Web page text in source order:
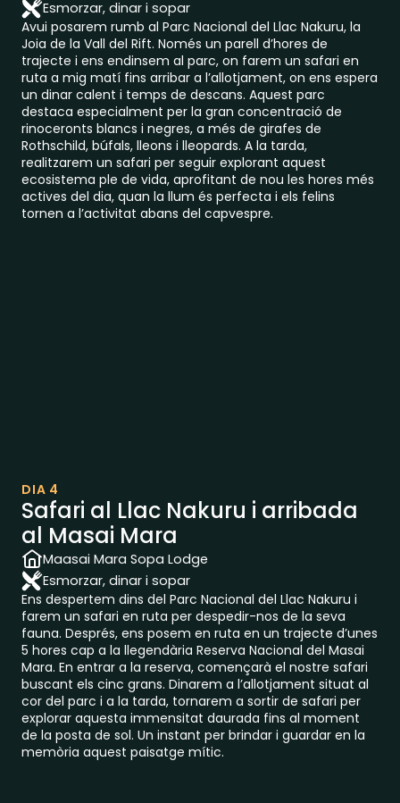
Esmorzar, dinar i sopar
Avui posarem rumb al Parc Nacional del Llac Nakuru, la
Joia de la Vall del Rift. Només un parell d’hores de
trajecte i ens endinsem al parc, on farem un safari en
ruta a mig matí fins arribar a l’allotjament, on ens espera
un dinar calent i temps de descans. Aquest parc
destaca especialment per la gran concentració de
rinoceronts blancs i negres, a més de girafes de
Rothschild, búfals, lleons i lleopards. A la tarda,
realitzarem un safari per seguir explorant aquest
ecosistema ple de vida, aprofitant de nou les hores més
actives del dia, quan la llum és perfecta i els felins
tornen a l’activitat abans del capvespre.
DIA 4
Safari al Llac Nakuru i arribada
al Masai Mara
Maasai Mara Sopa Lodge
Esmorzar, dinar i sopar
Ens despertem dins del Parc Nacional del Llac Nakuru i
farem un safari en ruta per despedir-nos de la seva
fauna. Després, ens posem en ruta en un trajecte d’unes
5 hores cap a la llegendària Reserva Nacional del Masai
Mara. En entrar a la reserva, començarà el nostre safari
buscant els cinc grans. Dinarem a l’allotjament situat al
cor del parc i a la tarda, tornarem a sortir de safari per
explorar aquesta immensitat daurada fins al moment
de la posta de sol. Un instant per brindar i guardar en la
memòria aquest paisatge mític.